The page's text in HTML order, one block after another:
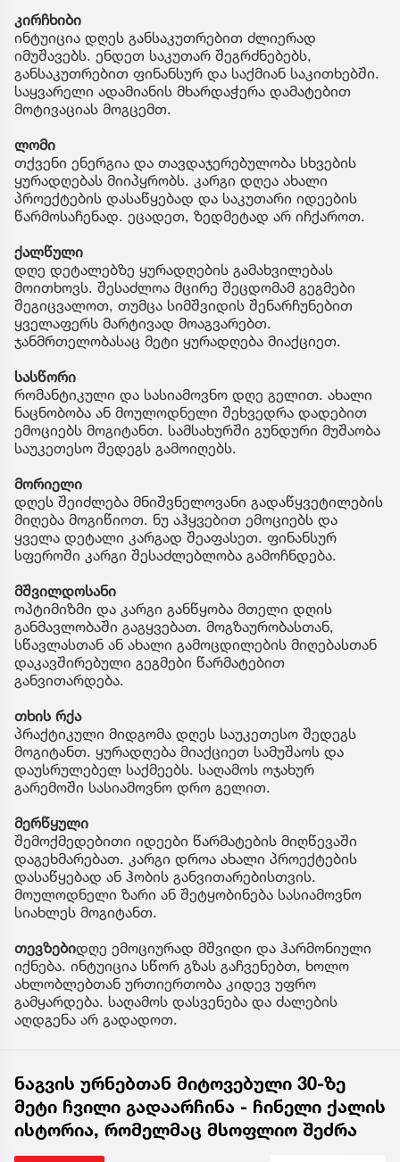
კირჩხიბი
ინტუიცია დღეს განსაკუთრებით ძლიერად
იმუშავებს. ენდეთ საკუთარ შეგრძნებებს,
განსაკუთრებით ფინანსურ და საქმიან საკითხებში.
საყვარელი ადამიანის მხარდაჭერა დამატებით
მოტივაციას მოგცემთ.
ლომი
თქვენი ენერგია და თავდაჯერებულობა სხვების
ყურადღებას მიიპყრობს. კარგი დღეა ახალი
პროექტების დასაწყებად და საკუთარი იდეების
წარმოსაჩენად. ეცადეთ, ზედმეტად არ იჩქაროთ.
ქალწული
დღე დეტალებზე ყურადღების გამახვილებას
მოითხოვს. შესაძლოა მცირე შეცდომამ გეგმები
შეგიცვალოთ, თუმცა სიმშვიდის შენარჩუნებით
ყველაფერს მარტივად მოაგვარებთ.
ჯანმრთელობასაც მეტი ყურადღება მიაქციეთ.
სასწორი
რომანტიკული და სასიამოვნო დღე გელით. ახალი
ნაცნობობა ან მოულოდნელი შეხვედრა დადებით
ემოციებს მოგიტანთ. სამსახურში გუნდური მუშაობა
საუკეთესო შედეგს გამოიღებს.
მორიელი
დღეს შეიძლება მნიშვნელოვანი გადაწყვეტილების
მიღება მოგიწიოთ. ნუ აჰყვებით ემოციებს და
ყველა დეტალი კარგად შეაფასეთ. ფინანსურ
სფეროში კარგი შესაძლებლობა გამოჩნდება.
მშვილდოსანი
ოპტიმიზმი და კარგი განწყობა მთელი დღის
განმავლობაში გაგყვებათ. მოგზაურობასთან,
სწავლასთან ან ახალი გამოცდილების მიღებასთან
დაკავშირებული გეგმები წარმატებით
განვითარდება.
თხის რქა
პრაქტიკული მიდგომა დღეს საუკეთესო შედეგს
მოგიტანთ. ყურადღება მიაქციეთ სამუშაოს და
დაუსრულებელ საქმეებს. საღამოს ოჯახურ
გარემოში სასიამოვნო დრო გელით.
მერწყული
შემოქმედებითი იდეები წარმატების მიღწევაში
დაგეხმარებათ. კარგი დროა ახალი პროექტების
დასაწყებად ან ჰობის განვითარებისთვის.
მოულოდნელი ზარი ან შეტყობინება სასიამოვნო
სიახლეს მოგიტანთ.
თევზებიდღე ემოციურად მშვიდი და ჰარმონიული
იქნება. ინტუიცია სწორ გზას გაჩვენებთ, ხოლო
ახლობლებთან ურთიერთობა კიდევ უფრო
გამყარდება. საღამოს დასვენება და ძალების
აღდგენა არ გადადოთ.
ნაგვის ურნებთან მიტოვებული 30-ზე
მეტი ჩვილი გადაარჩინა - ჩინელი ქალის
ისტორია, რომელმაც მსოფლიო შეძრა